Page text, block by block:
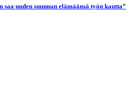
uuden suunnan elämäänsä työn kautta”